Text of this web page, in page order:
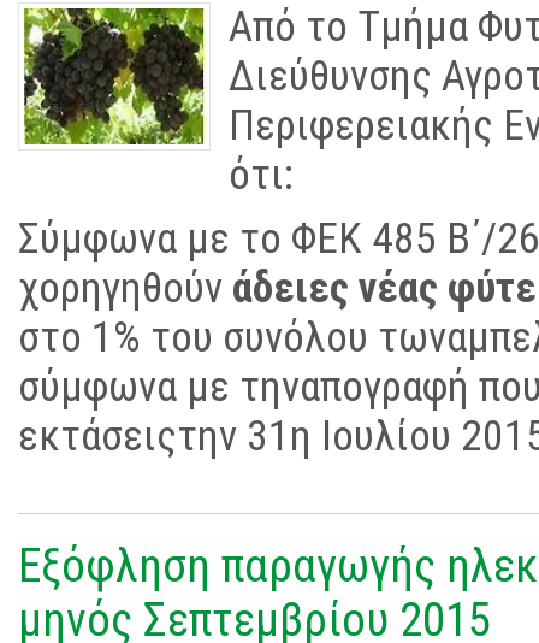
Από το Τμήμα
Διεύθυνσης
Περιφερειακής
ότι:
Σύμφωνα με το ΦΕΚ 485 Β΄/
χορηγηθούν άδειες νέας
στο 1% του συνόλου των
σύμφωνα με τηναπογραφή
εκτάσειςτην 31η Ιουλίου
Εξόφληση παραγωγής
μηνός Σεπτεμβρίου 2015